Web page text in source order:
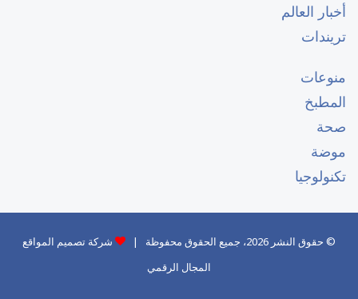
أخبار العالم
تريندات
منوعات
المطبخ
صحة
موضة
تكنولوجيا
© حقوق النشر 2026، جميع الحقوق محفوظة |
شركة تصميم المواقع
المجال الرقمي